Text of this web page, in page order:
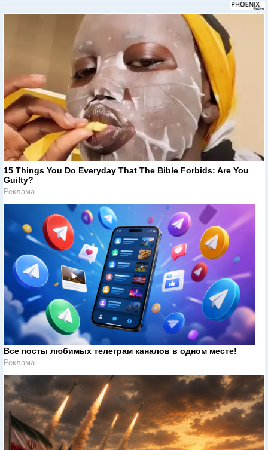
15 Things You Do Everyday That The Bible Forbids: Are You
Guilty?
Реклама
Все посты любимых телеграм каналов в одном месте!
Реклама